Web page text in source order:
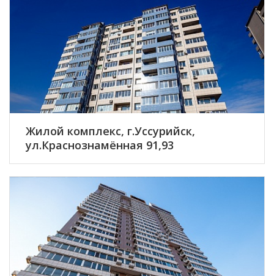
Жилой комплекс, г.Уссурийск,
ул.Краснознамённая 91,93
ПОДРОБНЕЕ